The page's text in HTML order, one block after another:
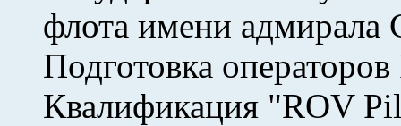
флота имени
Подготовка
Квалификация "ROV